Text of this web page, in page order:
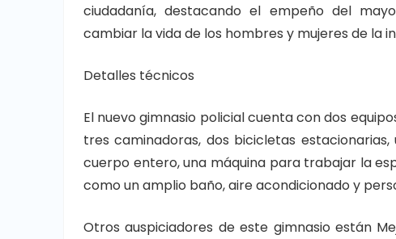
ciudadanía, destacando el empeño del
cambiar la vida de los hombres y mujeres de la
Detalles técnicos
El nuevo gimnasio policial cuenta con dos
tres caminadoras, dos bicicletas
cuerpo entero, una máquina para trabajar la
como un amplio baño, aire acondicionado y
Otros auspiciadores de este gimnasio están